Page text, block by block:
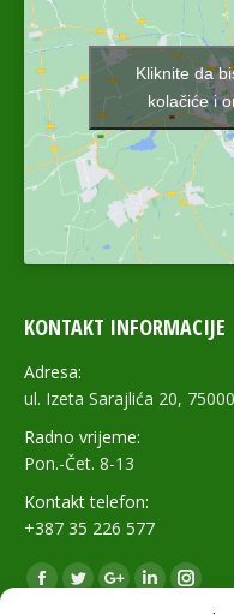
Kliknite da
kolačiće i
KONTAKT INFORMACIJE
Adresa:
ul. Izeta Sarajlića 20,
Radno vrijeme:
Pon.-Čet. 8-13
Kontakt telefon:
+387 35 226 577
Find us on:
Facebook
TwitterGoogle+Linkedin